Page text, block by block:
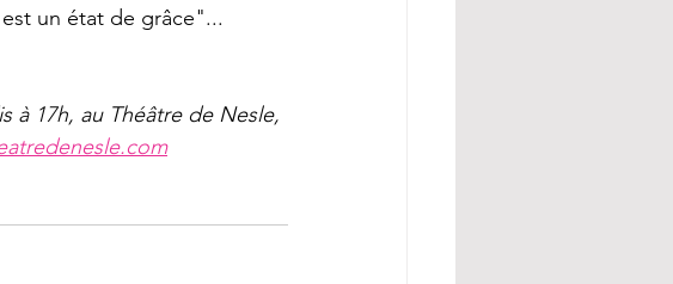
un état de grâce"...
à 17h, au Théâtre de Nesle,